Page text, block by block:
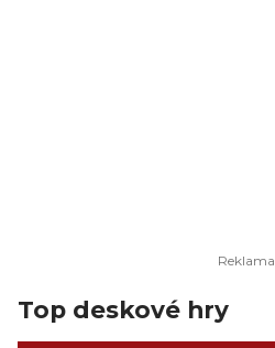
Top deskové hry